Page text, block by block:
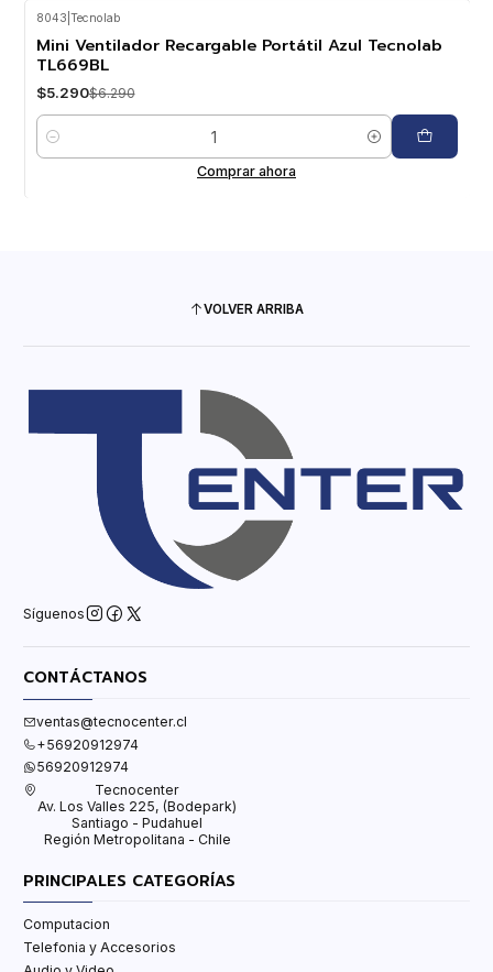
8043 Tecnolab
Mini Ventilador Recargable Portátil Azul Tecnolab
TL669BL
$5.290$6.290
Cantidad
Comprar ahora
VOLVER ARRIBA
Síguenos
CONTÁCTANOS
ventas@tecnocenter.cl
+56920912974
56920912974
Tecnocenter
Av. Los Valles 225, (Bodepark)
Santiago - Pudahuel
Región Metropolitana - Chile
PRINCIPALES CATEGORÍAS
Computacion
Telefonia y Accesorios